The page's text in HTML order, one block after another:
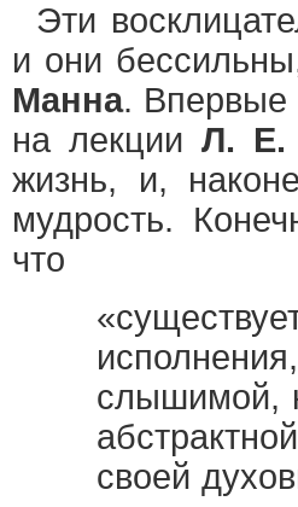
Эти
и они
Манна. Впервые
на лекцииЛ. Е.
жизнь, и,
мудрость.
что
слышимой,
своей